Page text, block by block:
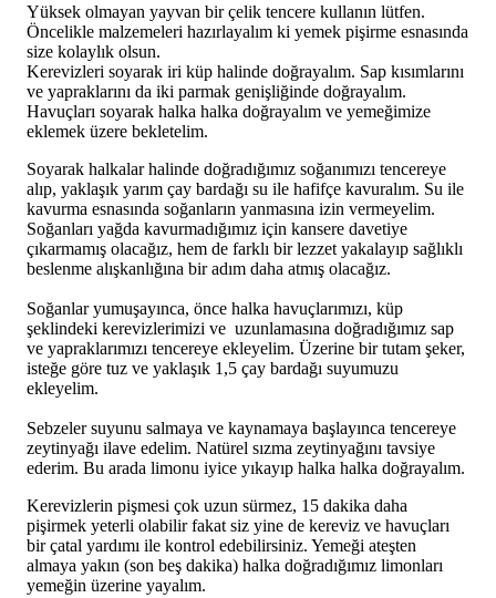
Yüksek olmayan yayvan bir çelik tencere kullanın lütfen.
Öncelikle malzemeleri hazırlayalım ki yemek pişirme esnasında
size kolaylık olsun.
Kerevizleri soyarak iri küp halinde doğrayalım. Sap kısımlarını
ve yapraklarını da iki parmak genişliğinde doğrayalım.
Havuçları soyarak halka halka doğrayalım ve yemeğimize
eklemek üzere bekletelim.
Soyarak halkalar halinde doğradığımız soğanımızı tencereye
alıp, yaklaşık yarım çay bardağı su ile hafifçe kavuralım. Su ile
kavurma esnasında soğanların yanmasına izin vermeyelim.
Soğanları yağda kavurmadığımız için kansere davetiye
çıkarmamış olacağız, hem de farklı bir lezzet yakalayıp sağlıklı
beslenme alışkanlığına bir adım daha atmış olacağız.
Soğanlar yumuşayınca, önce halka havuçlarımızı, küp
şeklindeki kerevizlerimizi ve uzunlamasına doğradığımız sap
ve yapraklarımızı tencereye ekleyelim. Üzerine bir tutam şeker,
isteğe göre tuz ve yaklaşık 1,5 çay bardağı suyumuzu
ekleyelim.
Sebzeler suyunu salmaya ve kaynamaya başlayınca tencereye
zeytinyağı ilave edelim. Natürel sızma zeytinyağını tavsiye
ederim. Bu arada limonu iyice yıkayıp halka halka doğrayalım.
Kerevizlerin pişmesi çok uzun sürmez, 15 dakika daha
pişirmek yeterli olabilir fakat siz yine de kereviz ve havuçları
bir çatal yardımı ile kontrol edebilirsiniz. Yemeği ateşten
almaya yakın (son beş dakika) halka doğradığımız limonları
yemeğin üzerine yayalım.